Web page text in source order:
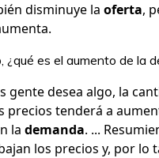
disminuye la oferta,
¿qué es el aumento de la
gente desea algo, la
precios tenderá a
la demanda. ...
los precios y, por lo